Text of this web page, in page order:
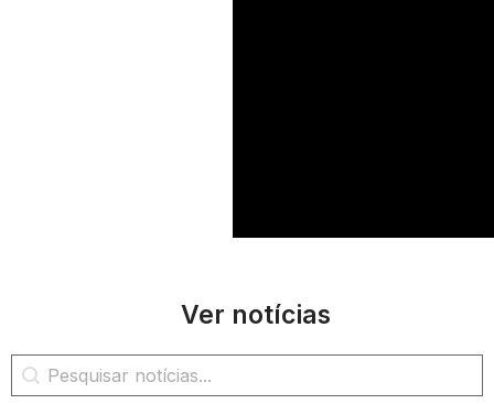
Ver notícias
Pesquisa de notícias
Pesquisar conteúdo